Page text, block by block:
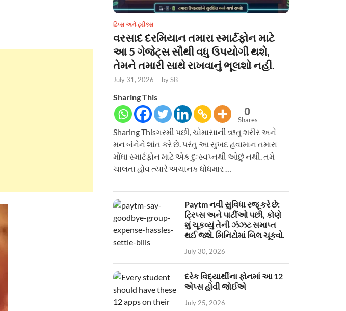
ટિપ્સ અને ટ્રીક્સ
વરસાદ દરમિયાન તમારા સ્માર્ટફોન માટે
આ 5 ગેજેટ્સ સૌથી વધુ ઉપયોગી થશે,
તેમને તમારી સાથે રાખવાનું ભૂલશો નહીં.
July 31, 2026 - bySB
Sharing This
0
Shares
Sharing Thisગરમી પછી, ચોમાસાની ઋતુ શરીર અને
મન બંનેને શાંત કરે છે. પરંતુ આ સુખદ હવામાન તમારા
મોંઘા સ્માર્ટફોન માટે એક દુઃસ્વપ્નથી ઓછું નથી. તમે
ચાલતા હોવ ત્યારે અચાનક ધોધમાર …
Paytm નવી સુવિધા રજૂ કરે છે:
ટ્રિપ્સ અને પાર્ટીઓ પછી, કોણે
શું ચૂકવ્યું તેની ઝંઝટ સમાપ્ત
થઈ જશે. મિનિટોમાં બિલ ચૂકવો.
July 30, 2026
દરેક વિદ્યાર્થીના ફોનમાં આ 12
એપ્સ હોવી જોઈએ
July 25, 2026